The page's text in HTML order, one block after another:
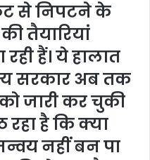
से निपटने के
तैयारियां
हैं। ये हालात
सरकार अब तक
जारी कर चुकी
है कि क्या
नहीं बन पा